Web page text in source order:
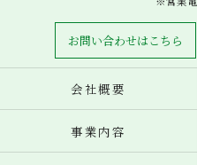
お問い合わせはこちら
会社概要
事業内容